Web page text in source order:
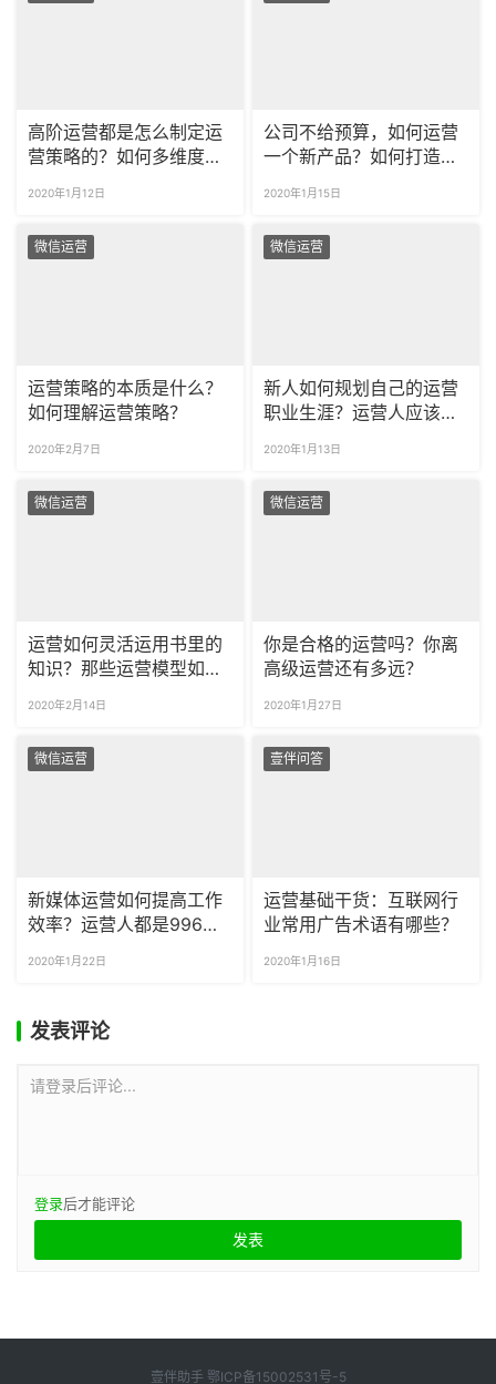
高阶运营都是怎么制定运
营策略的？如何多维度思
2020年1月12日
公司不给预算，如何运营
一个新产品？如何打造新
2020年1月15日
微信运营
运营策略的本质是什么？
如何理解运营策略？
2020年2月7日
微信运营
新人如何规划自己的运营
职业生涯？运营人应该如
2020年1月13日
微信运营
运营如何灵活运用书里的
知识？那些运营模型如何
2020年2月14日
微信运营
你是合格的运营吗？你离
高级运营还有多远？
2020年1月27日
微信运营
新媒体运营如何提高工作
效率？运营人都是996
2020年1月22日
壹伴问答
运营基础干货：互联网行
业常用广告术语有哪些？
2020年1月16日
发表评论
请登录后评论...
登录后才能评论
壹伴助手 鄂ICP备15002531号-5